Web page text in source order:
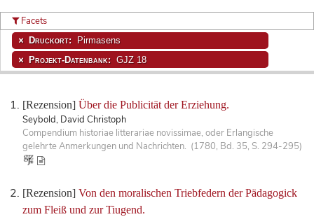
[Rezension] Über die Publicität der Erziehung.
Seybold, David Christoph
Compendium historiae litterariae novissimae, oder Erlangische
gelehrte Anmerkungen und Nachrichten. (1780, Bd. 35, S. 294-295)
[Rezension] Von den moralischen Triebfedern der Pädagogick
zum Fleiß und zur Tiugend.
Facets
Druckort: Pirmasens
Projekt-Datenbank: GJZ 18